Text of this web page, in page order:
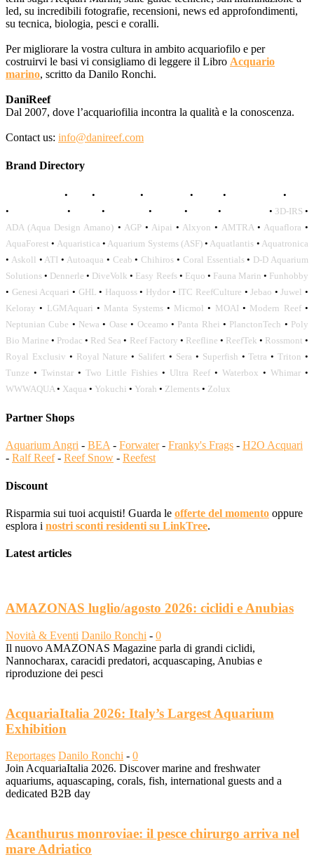
led, su incredibili fotografie, recensioni, news ed approfondimenti,
su tecnica, biologia, pesci e coralli.
Per migliorare la vostra cultura in ambito acquariofilo e per
costruirvi le basi vi consigliamo di leggere il Libro Acquario
marino, scritto da Danilo Ronchi.
DaniReef
Dal 2007, dove l’acquariofilia incontra la qualità e la conoscenza.
Contact us: info@danireef.com
Brand Directory
• • • • • •
•
• • • • • • 3D-IRS •
ADA (Aqua Design Amano) • AGP• Aipai • Alxyon • AMTRA• Aquaflora •
AquaForest • Aquaristica • Aquarium Systems (ASF)• Aquatlantis • Aquatronica
• Askoll • ATI • Autoaqua • Ceab • Chihiros • Coral Essentials• D-D Aquarium
Solutions • Dennerle • DiveVolk • Easy Reefs• Equo • Fauna Marin • Funhobby
• Genesi Acquari • GHL • Haquoss• Hydor • ITC ReefCulture •Jebao •Juwel •
Keloray • LGMAquari • Manta Systems• Micmol • MOAI • Modern Reef•
Neptunian Cube • Newa • Oase • Oceamo • Panta Rhei • PlanctonTech • Poly
Bio Marine • Prodac • Red Sea • Reef Factory • Reefline • ReefTek • Rossmont •
Royal Exclusiv • Royal Nature • Salifert • Sera • Superfish •Tetra •Triton •
Tunze • Twinstar • Two Little Fishies • Ultra Reef • Waterbox • Whimar •
WWWAQUA • Xaqua • Yokuchi • Yorah • Zlements • Zolux
Partner Shops
Aquarium Angri - BEA - Forwater- Franky's Frags - H2O Acquari
- Ralf Reef- Reef Snow - Reefest
Discount
Risparmia sui tuoi acquisti! Guarda le offerte del momento oppure
esplora i nostri sconti residenti su LinkTree.
Latest articles
AMAZONAS luglio/agosto 2026: ciclidi e Anubias
Novità & Eventi Danilo Ronchi - 0
Il nuovo AMAZONAS Magazine parla di grandi ciclidi,
Nannocharax, caracidi predatori, acquascaping, Anubias e
riproduzione dei pesci
AcquariaItalia 2026: Italy’s Largest Aquarium
Exhibition
Reportages Danilo Ronchi - 0
Join AcquariaItalia 2026. Discover marine and freshwater
aquariums, aquascaping, corals, fish, international guests and a
dedicated B2B day
Acanthurus monroviae: il pesce chirurgo arriva nel
mare Adriatico